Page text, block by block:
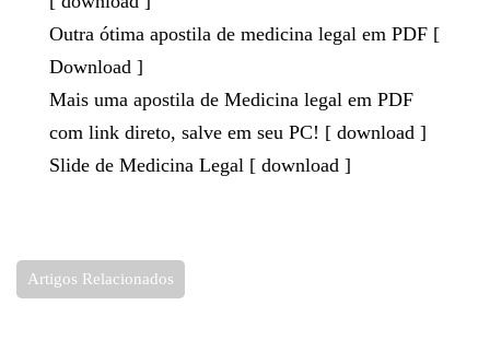
Outra ótima apostila de medicina legal em PDF [
Download]
Mais uma apostila de Medicina legal em PDF
com link direto, salve em seu PC! [ download ]
Slide de Medicina Legal [download]
Artigos Relacionados